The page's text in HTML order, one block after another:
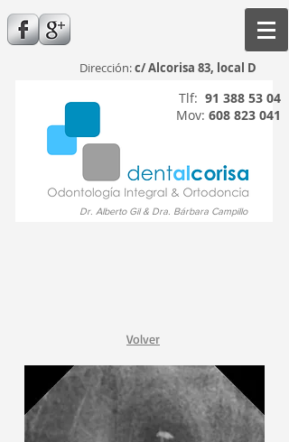
Dirección:c/ Alcorisa 83, local D
Tlf: 91 388 53 04
Mov: 608 823 041
Dr. Alberto Gil & Dra. Bárbara Campillo
Volver